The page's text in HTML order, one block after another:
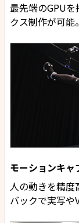
最先端のGPU
クス制作が可能。
モーションキャ
人の動きを精度
バックで実写や